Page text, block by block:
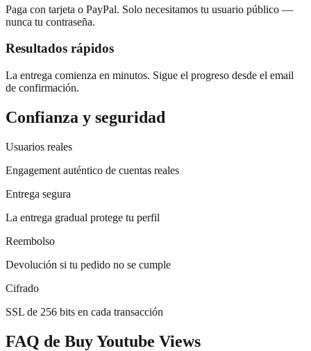
Paga con tarjeta o PayPal. Solo necesitamos tu usuario público —
nunca tu contraseña.
Resultados rápidos
La entrega comienza en minutos. Sigue el progreso desde el email
de confirmación.
Confianza y seguridad
Usuarios reales
Engagement auténtico de cuentas reales
Entrega segura
La entrega gradual protege tu perfil
Reembolso
Devolución si tu pedido no se cumple
Cifrado
SSL de 256 bits en cada transacción
FAQ de Buy Youtube Views